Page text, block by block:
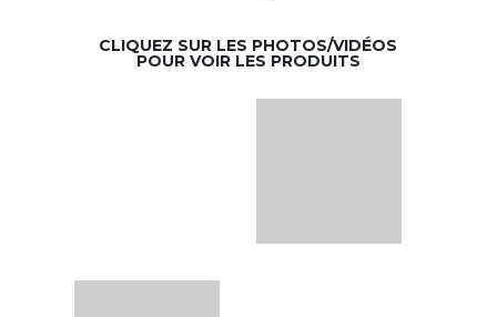
CLIQUEZ SUR LES PHOTOS/VIDÉOS
POUR VOIR LES PRODUITS